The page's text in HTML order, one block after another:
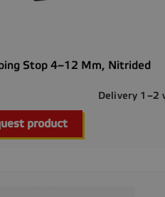
Stop 4–12 Mm, Nitrided
Delivery 1–2
product